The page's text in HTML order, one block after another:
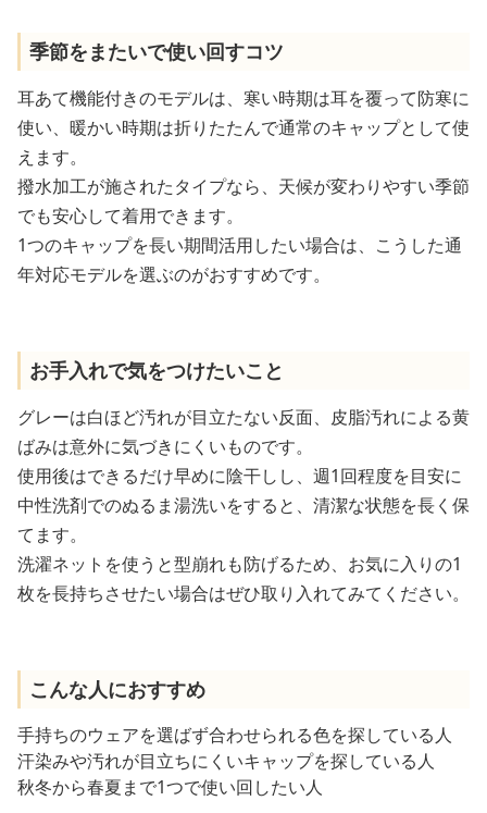
季節をまたいで使い回すコツ
耳あて機能付きのモデルは、寒い時期は耳を覆って防寒に
使い、暖かい時期は折りたたんで通常のキャップとして使
えます。
撥水加工が施されたタイプなら、天候が変わりやすい季節
でも安心して着用できます。
1つのキャップを長い期間活用したい場合は、こうした通
年対応モデルを選ぶのがおすすめです。
お手入れで気をつけたいこと
グレーは白ほど汚れが目立たない反面、皮脂汚れによる黄
ばみは意外に気づきにくいものです。
使用後はできるだけ早めに陰干しし、週1回程度を目安に
中性洗剤でのぬるま湯洗いをすると、清潔な状態を長く保
てます。
洗濯ネットを使うと型崩れも防げるため、お気に入りの1
枚を長持ちさせたい場合はぜひ取り入れてみてください。
こんな人におすすめ
手持ちのウェアを選ばず合わせられる色を探している人
汗染みや汚れが目立ちにくいキャップを探している人
秋冬から春夏まで1つで使い回したい人